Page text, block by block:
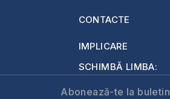
CONTACTE
IMPLICARE
SCHIMBĂ LIMBA:
Abonează-te la